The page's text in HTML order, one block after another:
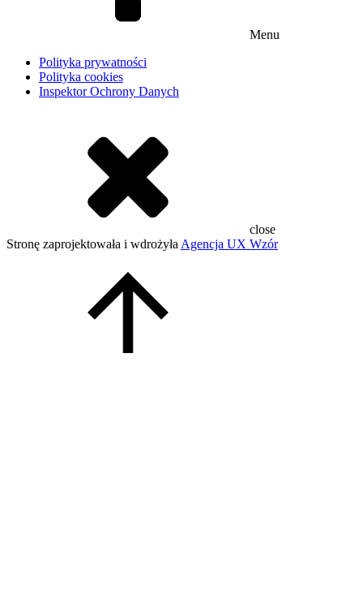
Menu
Polityka prywatności
Polityka cookies
Inspektor Ochrony Danych
close
Stronę zaprojektowała i wdrożyła Agencja UX Wzór